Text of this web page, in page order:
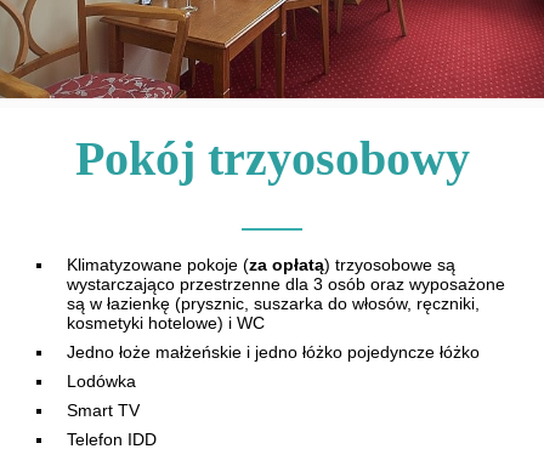
Pokój trzyosobowy
Klimatyzowane pokoje (za opłatą) trzyosobowe są
wystarczająco przestrzenne dla 3 osób oraz wyposażone
są w łazienkę (prysznic, suszarka do włosów, ręczniki,
kosmetyki hotelowe) i WC
Jedno łoże małżeńskie i jedno łóżko pojedyncze łóżko
Lodówka
Smart TV
Telefon IDD